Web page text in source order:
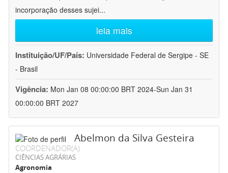
incorporação desses sujei...
leia mais
Instituição/UF/País: Universidade Federal de Sergipe - SE
- Brasil
Vigência: Mon Jan 08 00:00:00 BRT 2024-Sun Jan 31
00:00:00 BRT 2027
Abelmon da Silva Gesteira
COORDENADOR(A)
CIÊNCIAS AGRÁRIAS
Agronomia